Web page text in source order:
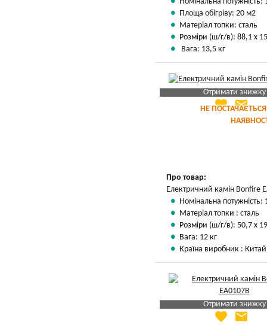
Площа обігріву: 20 м2
Матеріал топки: сталь
Розміри (ш/г/в): 88,1 х
Вага: 13,5 кг
НЕ
Отримати знижку
Яка Ваша ціна ?
Вказати мою ціну
favorite email
Про товар:
Електричний камін Bonfire
Номінальна потужність:
Матеріал топки : сталь
Розміри (ш/г/в): 50,7 х
Вага: 12 кг
Країна виробник : Китай
Отримати знижку
Яка Ваша ціна
favorite email